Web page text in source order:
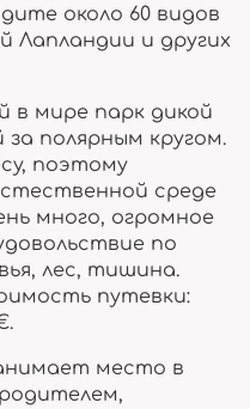
около 60 видов
Лапландии и других
в мире парк дикой
полярным кругом.
поэтому
среде
много, огромное
по
лес, тишина.
путевки:
место в